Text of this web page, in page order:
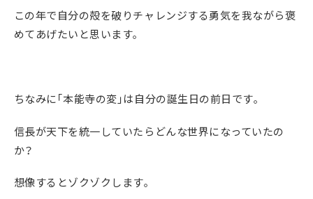
この年で自分の殻を破りチャレンジする勇気を我ながら褒
めてあげたいと思います｡
ちなみに｢本能寺の変｣は自分の誕生日の前日です｡
信長が天下を統一していたらどんな世界になっていたの
か？
想像するとゾクゾクします｡